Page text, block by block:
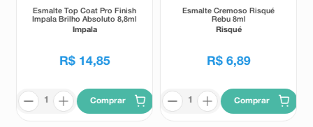
Esmalte Top Coat Pro Finish
Impala Brilho Absoluto 8,8ml
Impala
R$ 14,85
Comprar
Esmalte Cremoso Risqué
Rebu 8ml
Risqué
R$ 6,89
Comprar